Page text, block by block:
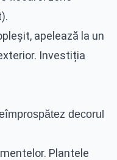
apelează la un
Investiția
decorul
Plantele